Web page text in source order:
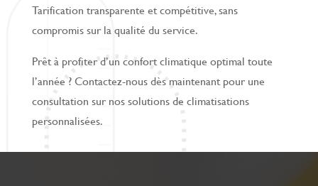
Tarification transparente et compétitive, sans
compromis sur la qualité du service.
Prêt à profiter d’un confort climatique optimal toute
l’année ? Contactez-nous dès maintenant pour une
consultation sur nos solutions de climatisations
personnalisées.